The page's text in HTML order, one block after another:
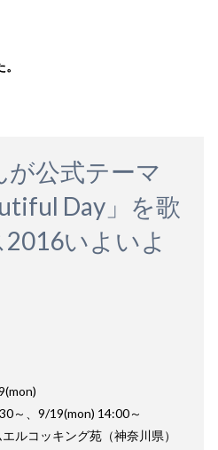
が公式テーマ
Day」を歌
いよいよ
～、9/19(mon) 14:00～
ルコッキング苑（神奈川県）